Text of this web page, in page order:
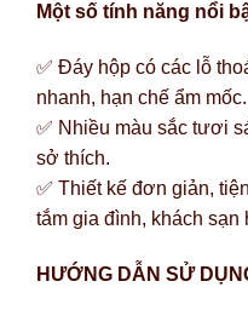
Một số tính năng nổi
✅ Đáy hộp có các lỗ
nhanh, hạn chế ẩm mốc.
✅ Nhiều màu sắc tươi
sở thích.
✅ Thiết kế đơn giản,
tắm gia đình, khách sạn
HƯỚNG DẪN SỬ